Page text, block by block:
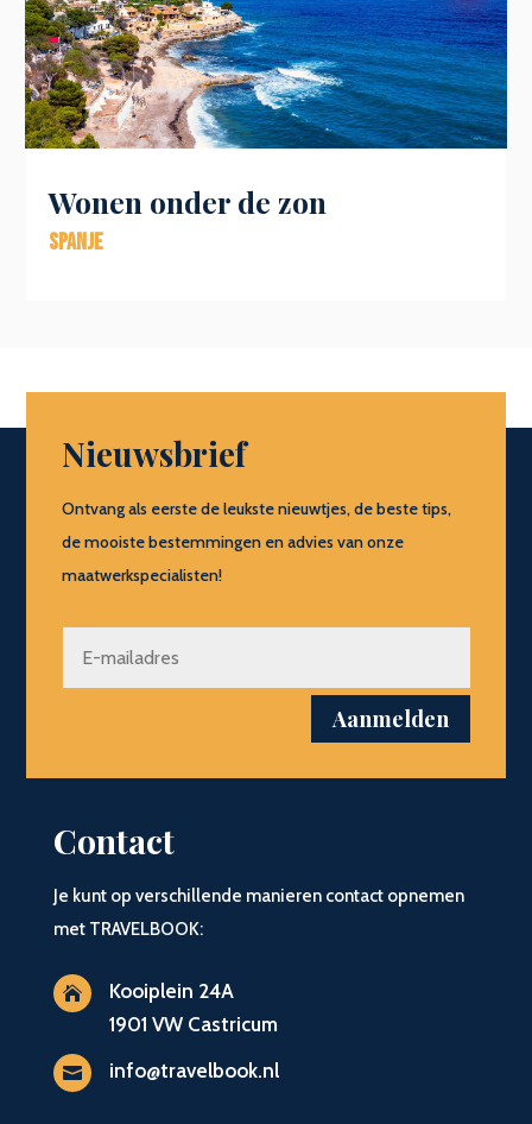
Wonen onder de zon
Spanje
Nieuwsbrief
Ontvang als eerste de leukste nieuwtjes, de beste tips,
de mooiste bestemmingen en advies van onze
maatwerkspecialisten!
Aanmelden
Contact
Je kunt op verschillende manieren contact opnemen
met TRAVELBOOK:

Kooiplein 24A
1901 VW Castricum
 info@travelbook.nl